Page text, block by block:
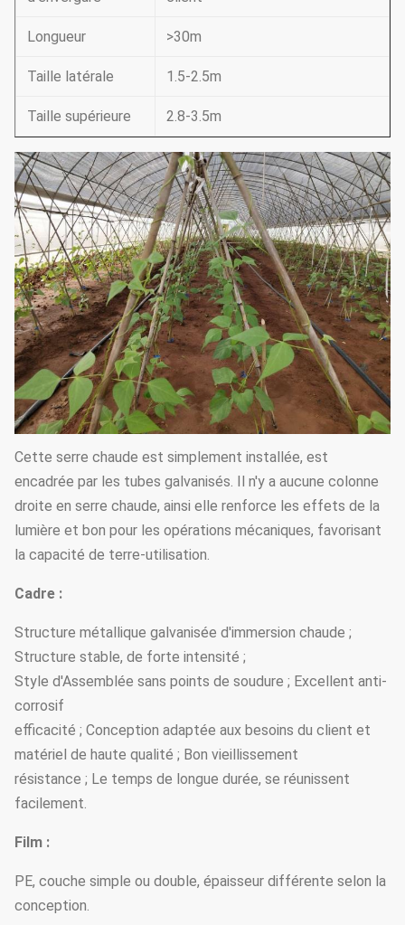
Longueur >30m
Taille latérale 1.5-2.5m
Taille supérieure 2.8-3.5m
Cette serre chaude est simplement installée, est
encadrée par les tubes galvanisés. Il n'y a aucune colonne
droite en serre chaude, ainsi elle renforce les effets de la
lumière et bon pour les opérations mécaniques, favorisant
la capacité de terre-utilisation.
Cadre :
Structure métallique galvanisée d'immersion chaude ;
Structure stable, de forte intensité ;
Style d'Assemblée sans points de soudure ; Excellent anti-
corrosif
efficacité ; Conception adaptée aux besoins du client et
matériel de haute qualité ; Bon vieillissement
résistance ; Le temps de longue durée, se réunissent
facilement.
Film :
PE, couche simple ou double, épaisseur différente selon la
conception.